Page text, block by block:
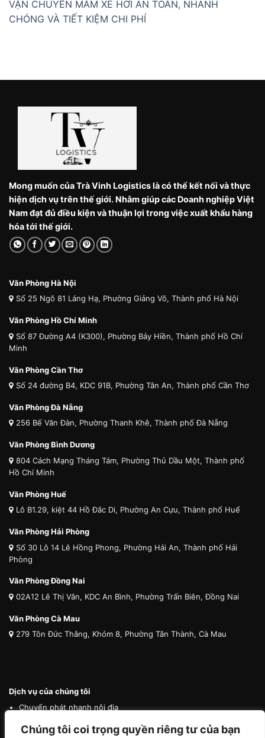
Chúng tôi coi trọng quyền riêng tư của bạn
VẬN CHUYỂN MÂM XE HƠI AN TOÀN, NHANH
CHÓNG VÀ TIẾT KIỆM CHI PHÍ
Mong muốn của Trà Vinh Logistics là có thể kết nối và thực
hiện dịch vụ trên thế giới. Nhằm giúp các Doanh nghiệp Việt
Nam đạt đủ điều kiện và thuận lợi trong việc xuất khẩu hàng
hóa tới thế giới.
Văn Phòng Hà Nội
Số 25 Ngõ 81 Láng Hạ, Phường Giảng Võ, Thành phố Hà Nội
Văn Phòng Hồ Chí Minh
Số 87 Đường A4 (K300), Phường Bảy Hiền, Thành phố Hồ Chí
Minh
Văn Phòng Cần Thơ
Số 24 đường B4, KDC 91B, Phường Tân An, Thành phố Cần Thơ
Văn Phòng Đà Nẵng
256 Bế Văn Đàn, Phường Thanh Khê, Thành phố Đà Nẵng
Văn Phòng Bình Dương
804 Cách Mạng Tháng Tám, Phường Thủ Dầu Một, Thành phố
Hồ Chí Minh
Văn Phòng Huế
Lô B1.29, kiệt 44 Hồ Đắc Di, Phường An Cựu, Thành phố Huế
Văn Phòng Hải Phòng
Số 30 Lô 14 Lê Hồng Phong, Phường Hải An, Thành phố Hải
Phòng
Văn Phòng Đồng Nai
02A12 Lê Thị Vân, KDC An Bình, Phường Trấn Biên, Đồng Nai
Văn Phòng Cà Mau
279 Tôn Đức Thắng, Khóm 8, Phường Tân Thành, Cà Mau
Dịch vụ của chúng tôi
Chuyển phát nhanh nội địa
Chuyển phát nhanh quốc tế